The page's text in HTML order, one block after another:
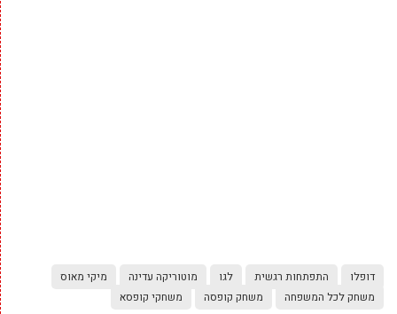
דופלו התפתחות רגשית לגו מוטוריקה עדינה
מיקי מאוס
משחק לכל המשפחה
משחק קופסה משחקי קופסא